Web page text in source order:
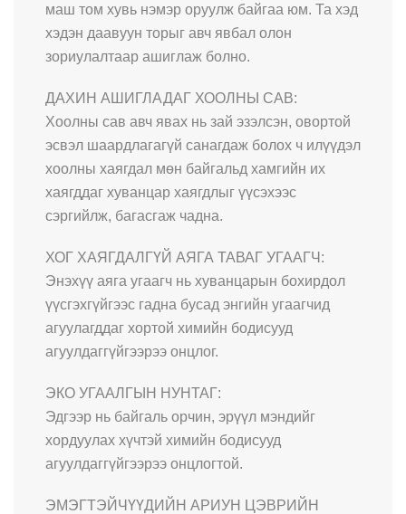
маш том хувь нэмэр оруулж байгаа юм. Та хэд
хэдэн даавуун торыг авч явбал олон
зориулалтаар ашиглаж болно.
ДАХИН АШИГЛАДАГ ХООЛНЫ САВ:
Хоолны сав авч явах нь зай эзэлсэн, овортой
эсвэл шаардлагагүй санагдаж болох ч илүүдэл
хоолны хаягдал мөн байгальд хамгийн их
хаягддаг хуванцар хаягдлыг үүсэхээс
сэргийлж, багасгаж чадна.
ХОГ ХАЯГДАЛГҮЙ АЯГА ТАВАГ УГААГЧ:
Энэхүү аяга угаагч нь хуванцарын бохирдол
үүсгэхгүйгээс гадна бусад энгийн угаагчид
агуулагддаг хортой химийн бодисууд
агуулдаггүйгээрээ онцлог.
ЭКО УГААЛГЫН НУНТАГ:
Эдгээр нь байгаль орчин, эрүүл мэндийг
хордуулах хүчтэй химийн бодисууд
агуулдаггүйгээрээ онцлогтой.
ЭМЭГТЭЙЧҮҮДИЙН АРИУН ЦЭВРИЙН